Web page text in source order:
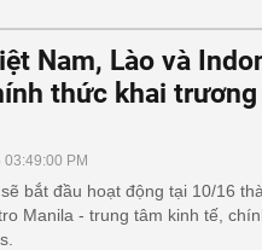
Nam, Lào và
thức khai
PM
bắt đầu hoạt động tại 10/16
Manila - trung tâm kinh tế,